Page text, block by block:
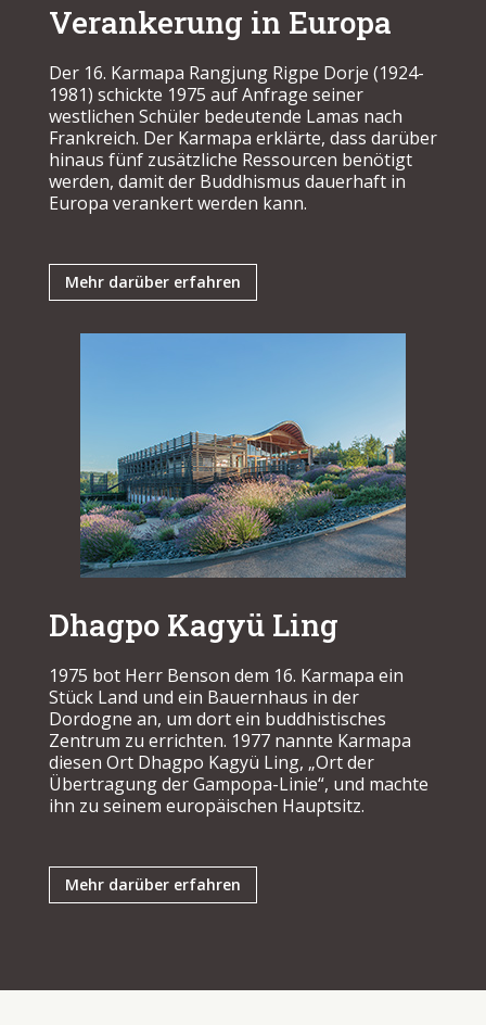
Verankerung in Europa
Der 16. Karmapa Rangjung Rigpe Dorje (1924-
1981) schickte 1975 auf Anfrage seiner
westlichen Schüler bedeutende Lamas nach
Frankreich. Der Karmapa erklärte, dass darüber
hinaus fünf zusätzliche Ressourcen benötigt
werden, damit der Buddhismus dauerhaft in
Europa verankert werden kann.
Mehr darüber erfahren
Dhagpo Kagyü Ling
1975 bot Herr Benson dem 16. Karmapa ein
Stück Land und ein Bauernhaus in der
Dordogne an, um dort ein buddhistisches
Zentrum zu errichten. 1977 nannte Karmapa
diesen Ort Dhagpo Kagyü Ling, „Ort der
Übertragung der Gampopa-Linie“, und machte
ihn zu seinem europäischen Hauptsitz.
Mehr darüber erfahren